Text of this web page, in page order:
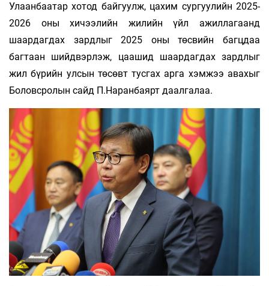
Улаанбаатар хотод байгуулж, цахим сургуулийн 2025-
2026 оны хичээлийн жилийн үйл ажиллагаанд
шаардагдах зардлыг 2025 оны төсвийн багцдаа
багтаан шийдвэрлэж, цаашид шаардагдах зардлыг
жил бүрийн улсын төсөвт тусгах арга хэмжээ авахыг
Боловсролын сайд П.Наранбаярт даалгалаа.